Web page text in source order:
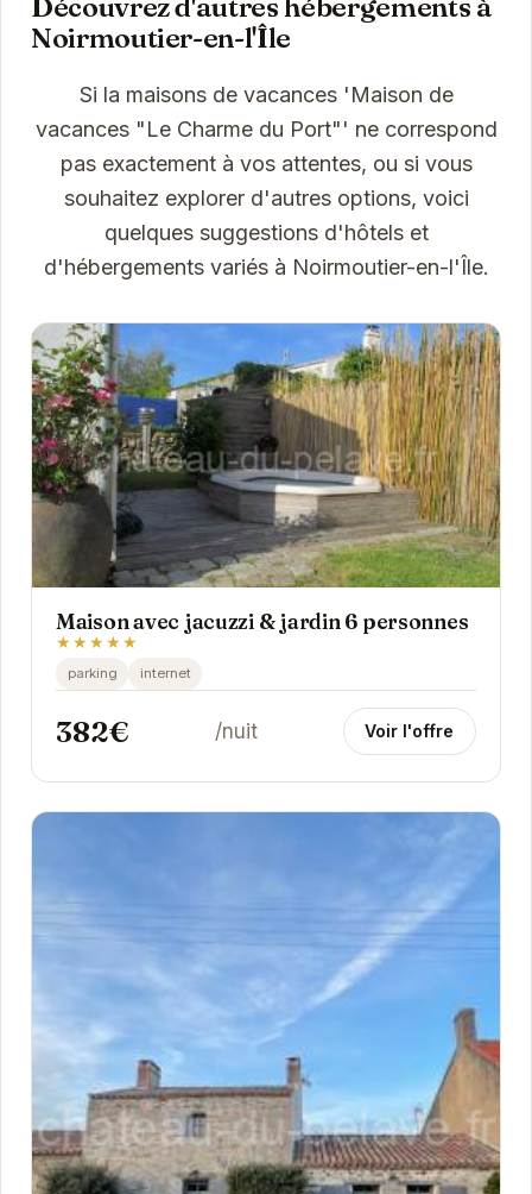
Noirmoutier-en-l'Île
Si la maisons de vacances 'Maison de
vacances "Le Charme du Port"' ne correspond
pas exactement à vos attentes, ou si vous
souhaitez explorer d'autres options, voici
quelques suggestions d'hôtels et
d'hébergements variés à Noirmoutier-en-l'Île.
Maison avec jacuzzi & jardin 6 personnes
★★★★★
parking internet
382€ /nuit Voir l'offre